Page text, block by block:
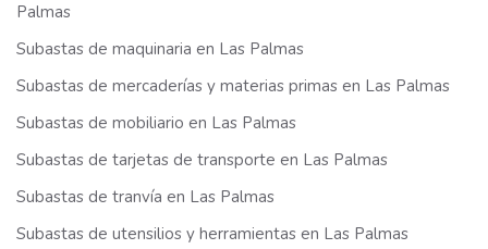
Palmas
Subastas de maquinaria en Las Palmas
Subastas de mercaderías y materias primas en Las Palmas
Subastas de mobiliario en Las Palmas
Subastas de tarjetas de transporte en Las Palmas
Subastas de tranvía en Las Palmas
Subastas de utensilios y herramientas en Las Palmas